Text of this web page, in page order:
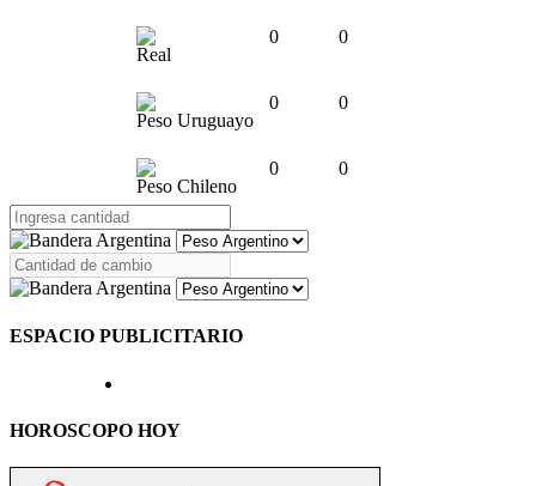
Real
0 0
Peso Uruguayo
0 0
Peso Chileno
0 0
ESPACIO PUBLICITARIO
HOROSCOPO HOY